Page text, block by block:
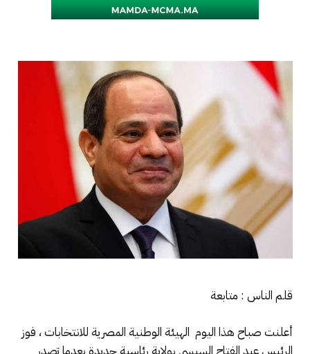
قلم الناس : متابعة
أعلنت صباح هذا اليوم الهيئة الوطنية المصرية للانتخابات ، فوز